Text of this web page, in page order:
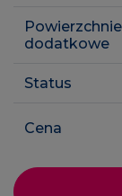
Powierzchnie
dodatkowe
Status
Cena